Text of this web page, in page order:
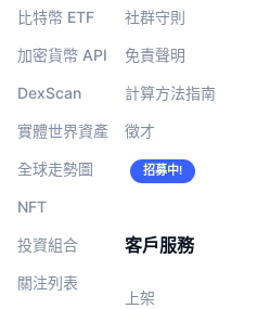
比特幣 ETF
加密貨幣 API
DexScan
實體世界資產
全球走勢圖
NFT
投資組合
關注列表
社群守則
免責聲明
計算方法指南
徵才
招募中!
客戶服務
上架